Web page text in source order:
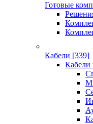
Готовые
Кабели [339]
Кабели